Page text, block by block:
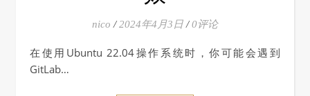
nico / 2024年4月3日 / 0评论
在使用Ubuntu 22.04操作系统时，你可能会遇到
GitLab…